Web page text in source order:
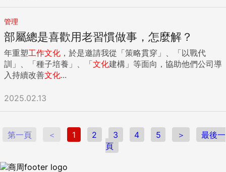
管理
部屬總是喜歡用老習慣做事，怎麼解？
年重塑工作文化 ，於是邀請我從「策略貫穿」、「以戰代
訓」、「種子培養」、「文化建構」等面向，協助他們公司導
入持續改善文化...
2025.02.13
第一頁 ＜ 1 2 3 4 5 ＞
最後一
頁